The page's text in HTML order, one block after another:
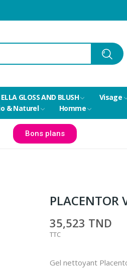
ELLA GLOSS AND BLUSH Visage
& Naturel Homme
Bons plans
PLACENTOR
35,523 TND
TTC
Gel nettoyant